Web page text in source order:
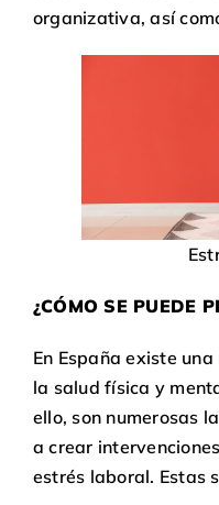
organizativa, así
¿CÓMO SE PUEDE
En España existe
la salud física y
ello, son numerosas
a crear
estrés laboral. Estas